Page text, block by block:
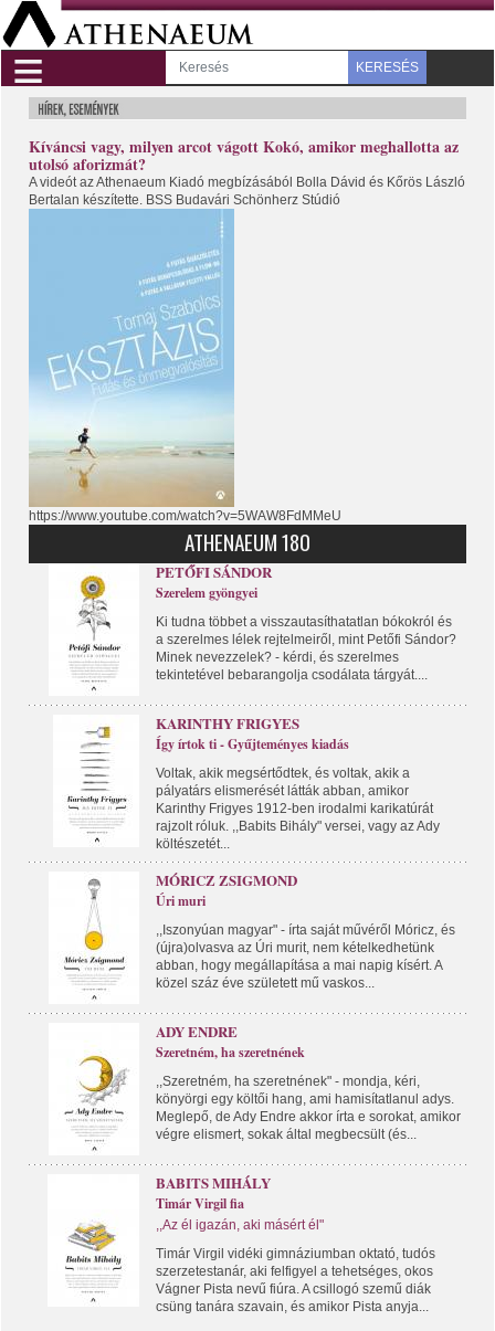
≡ KERESÉS
Kíváncsi vagy, milyen arcot vágott Kokó, amikor meghallotta az
utolsó aforizmát?
A videót az Athenaeum Kiadó megbízásából Bolla Dávid és Kőrös László
Bertalan készítette. BSS Budavári Schönherz Stúdió
https://www.youtube.com/watch?v=5WAW8FdMMeU
ATHENAEUM 180
PETŐFI SÁNDOR
Szerelem gyöngyei
Ki tudna többet a visszautasíthatatlan bókokról és
a szerelmes lélek rejtelmeiről, mint Petőfi Sándor?
Minek nevezzelek? - kérdi, és szerelmes
tekintetével bebarangolja csodálata tárgyát....
KARINTHY FRIGYES
Így írtok ti - Gyűjteményes kiadás
Voltak, akik megsértődtek, és voltak, akik a
pályatárs elismerését látták abban, amikor
Karinthy Frigyes 1912-ben irodalmi karikatúrát
rajzolt róluk. ,,Babits Bihály" versei, vagy az Ady
költészetét...
MÓRICZ ZSIGMOND
Úri muri
,,Iszonyúan magyar" - írta saját művéről Móricz, és
(újra)olvasva az Úri murit, nem kételkedhetünk
abban, hogy megállapítása a mai napig kísért. A
közel száz éve született mű vaskos...
ADY ENDRE
Szeretném, ha szeretnének
,,Szeretném, ha szeretnének" - mondja, kéri,
könyörgi egy költői hang, ami hamisítatlanul adys.
Meglepő, de Ady Endre akkor írta e sorokat, amikor
végre elismert, sokak által megbecsült (és...
BABITS MIHÁLY
Timár Virgil fia
,,Az él igazán, aki másért él"
Timár Virgil vidéki gimnáziumban oktató, tudós
szerzetestanár, aki felfigyel a tehetséges, okos
Vágner Pista nevű fiúra. A csillogó szemű diák
csüng tanára szavain, és amikor Pista anyja...